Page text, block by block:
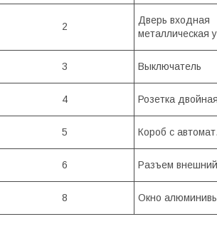
2
Дверь входная
металлическая
3 Выключатель
4 Розетка двойная
5 Короб с
6 Разъем внешний
8 Окно